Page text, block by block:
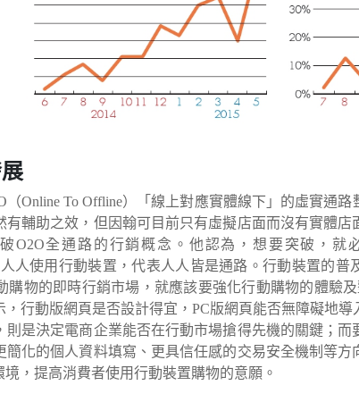
Online To Offline）「線上對應實體線下」的虛實通
輔助之效，但因翰可目前只有虛擬店面而沒有實體店
O2O全通路的行銷概念。他認為，想要突破，就
人使用行動裝置，代表人人皆是通路。行動裝置的普
購物的即時行銷市場，就應該要強化行動購物的體驗
行動版網頁是否設計得宜，PC版網頁能否無障礙地
則是決定電商企業能否在行動市場搶得先機的關鍵；
化的個人資料填寫、更具信任感的交易安全機制等
，提高消費者使用行動裝置購物的意願。